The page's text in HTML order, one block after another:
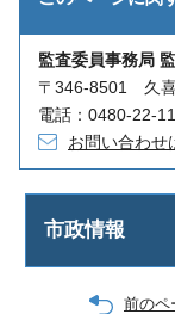
監査委員事務局
〒346-8501 久
電話：0480-22-
お問い合わせ
市政情報
前のペ